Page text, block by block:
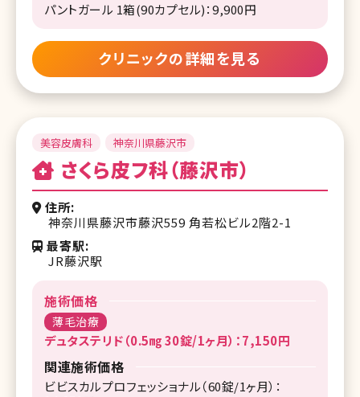
パントガール 1箱(90カプセル)：9,900円
クリニックの詳細を見る
美容皮膚科 神奈川県藤沢市
さくら皮フ科（藤沢市）
住所
神奈川県藤沢市藤沢559 角若松ビル2階2-1
最寄駅
JR藤沢駅
施術価格
薄毛治療
デュタステリド（0.5㎎ 30錠/1ヶ月）：7,150円
関連施術価格
ビビスカルプロフェッショナル（60錠/1ヶ月）：